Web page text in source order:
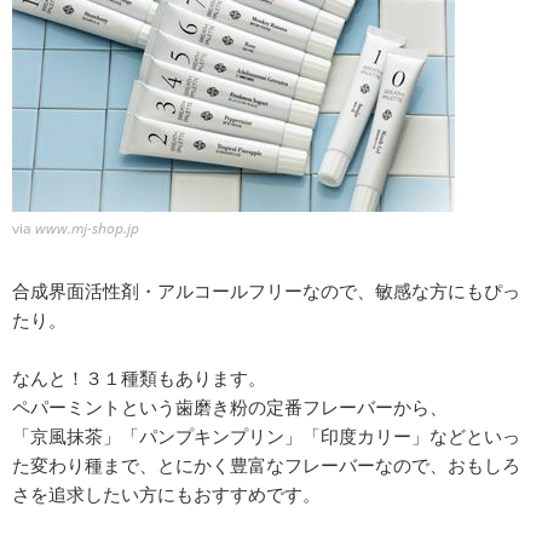
via www.mj-shop.jp
合成界面活性剤・アルコールフリーなので、敏感な方にもぴっ
たり。
なんと！３１種類もあります。
ペパーミントという歯磨き粉の定番フレーバーから、
「京風抹茶」「パンプキンプリン」「印度カリー」などといっ
た変わり種まで、とにかく豊富なフレーバーなので、おもしろ
さを追求したい方にもおすすめです。